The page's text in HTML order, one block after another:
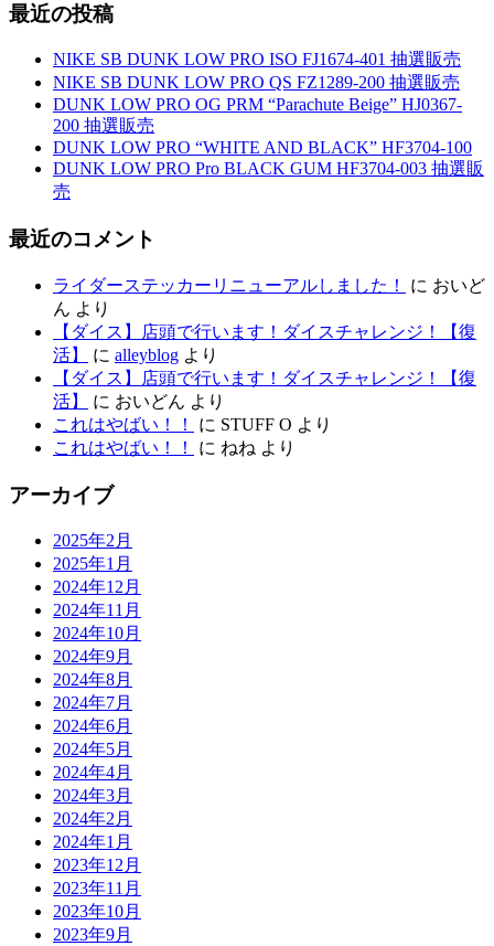
最近の投稿
NIKE SB DUNK LOW PRO ISO FJ1674-401 抽選販売
NIKE SB DUNK LOW PRO QS FZ1289-200 抽選販売
DUNK LOW PRO OG PRM “Parachute Beige” HJ0367-
200 抽選販売
DUNK LOW PRO “WHITE AND BLACK” HF3704-100
DUNK LOW PRO Pro BLACK GUM HF3704-003 抽選販
売
最近のコメント
ライダーステッカーリニューアルしました！ に おいど
ん より
【ダイス】店頭で行います！ダイスチャレンジ！【復
活】
に alleyblog より
【ダイス】店頭で行います！ダイスチャレンジ！【復
活】
に おいどん より
これはやばい！！
に STUFF O より
これはやばい！！
に ねね より
アーカイブ
2025年2月
2025年1月
2024年12月
2024年11月
2024年10月
2024年9月
2024年8月
2024年7月
2024年6月
2024年5月
2024年4月
2024年3月
2024年2月
2024年1月
2023年12月
2023年11月
2023年10月
2023年9月